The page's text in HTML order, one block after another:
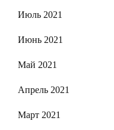
Июль 2021
Июнь 2021
Май 2021
Апрель 2021
Март 2021